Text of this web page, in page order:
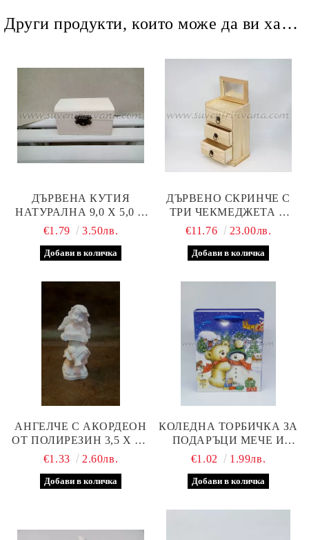
Други продукти, които може да ви харесат
ДЪРВЕНА КУТИЯ
НАТУРАЛНА 9,0 Х 5,0 Х
5,5 СМ.
€1.79 3.50лв.
ДЪРВЕНО СКРИНЧЕ С
ТРИ ЧЕКМЕДЖЕТА И
ОГЛЕДАЛО
€11.76 23.00лв.
АНГЕЛЧЕ С АКОРДЕОН
ОТ ПОЛИРЕЗИН 3,5 Х 7,5
СМ.
€1.33 2.60лв.
КОЛЕДНА ТОРБИЧКА ЗА
ПОДАРЪЦИ МЕЧЕ И
СНЕЖЕН ЧОВЕК 18,5 Х
€1.02 1.99лв.